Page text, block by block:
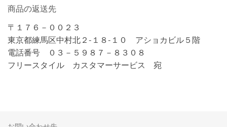
商品の返送先
〒１７６－００２３
東京都練馬区中村北２-１８-１０ アショカビル５階
電話番号 ０３－５９８７－８３０８
フリースタイル カスタマーサービス 宛